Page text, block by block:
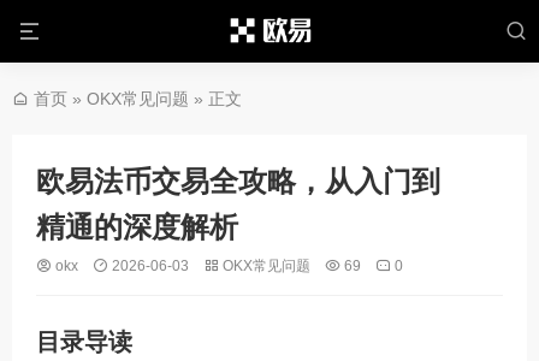
首页 » OKX常见问题 » 正文
欧易法币交易全攻略，从入门到
精通的深度解析
okx 2026-06-03 OKX常见问题 69 0
目录导读